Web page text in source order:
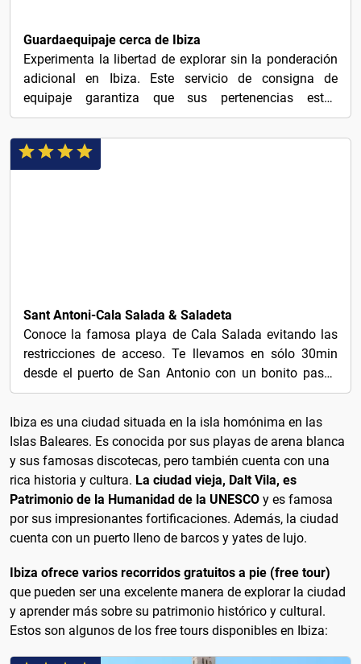
Guardaequipaje cerca de Ibiza
Experimenta la libertad de explorar sin la ponderación
adicional en Ibiza. Este servicio de consigna de
equipaje garantiza que sus pertenencias estén
seguras,...
Sant Antoni-Cala Salada & Saladeta
Conoce la famosa playa de Cala Salada evitando las
restricciones de acceso. Te llevamos en sólo 30min
desde el puerto de San Antonio con un bonito paseo
por la...
Ibiza es una ciudad situada en la isla homónima en las
Islas Baleares. Es conocida por sus playas de arena blanca
y sus famosas discotecas, pero también cuenta con una
rica historia y cultura. La ciudad vieja, Dalt Vila, es
Patrimonio de la Humanidad de la UNESCO y es famosa
por sus impresionantes fortificaciones. Además, la ciudad
cuenta con un puerto lleno de barcos y yates de lujo.
Ibiza ofrece varios recorridos gratuitos a pie (free tour)
que pueden ser una excelente manera de explorar la ciudad
y aprender más sobre su patrimonio histórico y cultural.
Estos son algunos de los free tours disponibles en Ibiza: